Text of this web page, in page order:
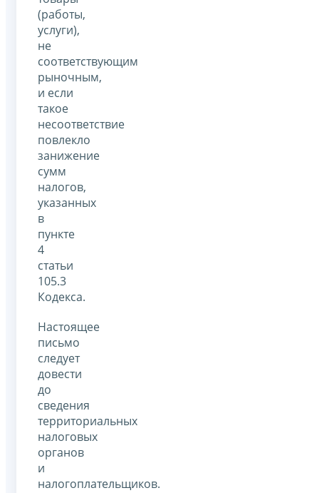
(работы,
услуги),
не
соответствующим
рыночным,
и если
такое
несоответствие
повлекло
занижение
сумм
налогов,
указанных
в
пункте
4
статьи
105.3
Кодекса.
Настоящее
письмо
следует
довести
до
сведения
территориальных
налоговых
органов
и
налогоплательщиков.